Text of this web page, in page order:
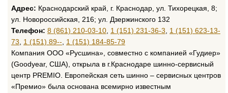
Адрес: Краснодарский край, г. Краснодар, ул. Тихорецкая, 8;
ул. Новороссийская, 216; ул. Дзержинского 132
Телефон: 8 (861) 210-03-10 1 (151) 231-36-3
1 (151) 623-13-
73
1 (151) 89--
1 (151) 184-85-79
Компания ООО «Русшина», совместно с компанией «Гудиер»
(Goodyear, США), открыла в г.Краснодаре шинно-сервисный
центр PREMIO. Европейская сеть шинно – сервисных центров
«Премио» была основана всемирно известным